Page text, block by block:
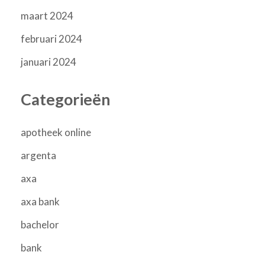
maart 2024
februari 2024
januari 2024
Categorieën
apotheek online
argenta
axa
axa bank
bachelor
bank